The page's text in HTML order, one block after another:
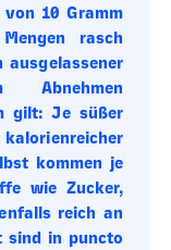
10 Gramm
rasch
Abnehmen
gilt: Je süßer
kommen je
wie Zucker,
reich an
sind in puncto